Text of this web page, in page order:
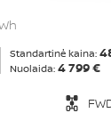
Standartinė kaina:
Nuolaida: 4 799 €